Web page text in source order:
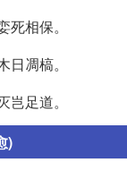
相保。
凋槁。
足道。
)